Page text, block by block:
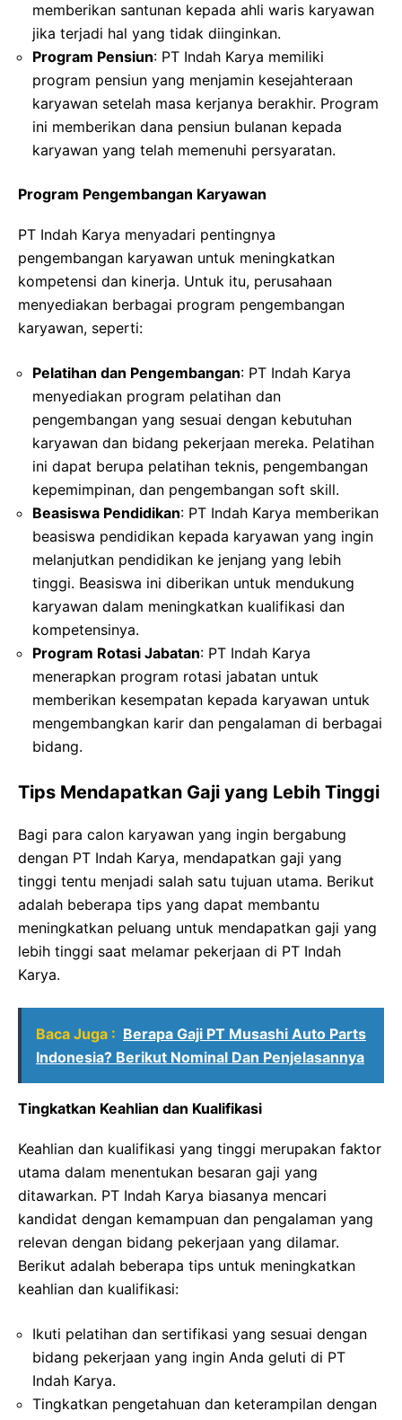
memberikan santunan kepada ahli waris karyawan
jika terjadi hal yang tidak diinginkan.
Program Pensiun: PT Indah Karya memiliki
program pensiun yang menjamin kesejahteraan
karyawan setelah masa kerjanya berakhir. Program
ini memberikan dana pensiun bulanan kepada
karyawan yang telah memenuhi persyaratan.
Program Pengembangan Karyawan
PT Indah Karya menyadari pentingnya
pengembangan karyawan untuk meningkatkan
kompetensi dan kinerja. Untuk itu, perusahaan
menyediakan berbagai program pengembangan
karyawan, seperti:
Pelatihan dan Pengembangan: PT Indah Karya
menyediakan program pelatihan dan
pengembangan yang sesuai dengan kebutuhan
karyawan dan bidang pekerjaan mereka. Pelatihan
ini dapat berupa pelatihan teknis, pengembangan
kepemimpinan, dan pengembangan soft skill.
Beasiswa Pendidikan: PT Indah Karya memberikan
beasiswa pendidikan kepada karyawan yang ingin
melanjutkan pendidikan ke jenjang yang lebih
tinggi. Beasiswa ini diberikan untuk mendukung
karyawan dalam meningkatkan kualifikasi dan
kompetensinya.
Program Rotasi Jabatan: PT Indah Karya
menerapkan program rotasi jabatan untuk
memberikan kesempatan kepada karyawan untuk
mengembangkan karir dan pengalaman di berbagai
bidang.
Tips Mendapatkan Gaji yang Lebih Tinggi
Bagi para calon karyawan yang ingin bergabung
dengan PT Indah Karya, mendapatkan gaji yang
tinggi tentu menjadi salah satu tujuan utama. Berikut
adalah beberapa tips yang dapat membantu
meningkatkan peluang untuk mendapatkan gaji yang
lebih tinggi saat melamar pekerjaan di PT Indah
Karya.
Baca Juga : Berapa Gaji PT Musashi Auto Parts
Indonesia? Berikut Nominal Dan Penjelasannya
Tingkatkan Keahlian dan Kualifikasi
Keahlian dan kualifikasi yang tinggi merupakan faktor
utama dalam menentukan besaran gaji yang
ditawarkan. PT Indah Karya biasanya mencari
kandidat dengan kemampuan dan pengalaman yang
relevan dengan bidang pekerjaan yang dilamar.
Berikut adalah beberapa tips untuk meningkatkan
keahlian dan kualifikasi:
Ikuti pelatihan dan sertifikasi yang sesuai dengan
bidang pekerjaan yang ingin Anda geluti di PT
Indah Karya.
Tingkatkan pengetahuan dan keterampilan dengan